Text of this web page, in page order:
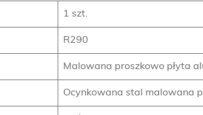
1 szt.
R290
Malowana proszkowo płyta
Ocynkowana stal malowana